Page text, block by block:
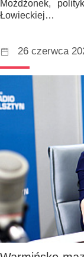
Możdżonek,
Łowieckiej…
26 czerwca